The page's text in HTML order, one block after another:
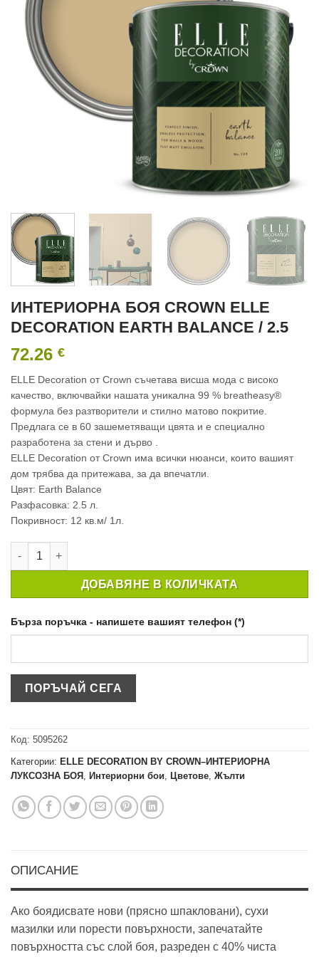
ИНТЕРИОРНА БОЯ CROWN ELLE
DECORATION EARTH BALANCE / 2.5
72.26 €
ELLE Decoration от Crown съчетава висша мода с високо
качество, включвайки нашата уникална 99 % breatheasy®
формула без разтворители и стилно матово покритие.
Предлага се в 60 зашеметяващи цвята и e специално
разработена за стени и дърво .
ELLE Decoration от Crown има всички нюанси, които вашият
дом трябва да притежава, за да впечатли.
Цвят: Earth Balance
Разфасовка: 2.5 л.
Покривност: 12 кв.м/ 1л.
количество за ИНТЕРИОРНА БОЯ CROWN ELLE
ДОБАВЯНЕ В КОЛИЧКАТА
Бърза поръчка - напишете вашият телефон (*)
Код: 5095262
Категории: ELLE DECORATION BY CROWN–ИНТЕРИОРНА
ЛУКСОЗНА БОЯ Интериорни бои Цветове Жълти
ОПИСАНИЕ
Ако боядисвате нови (прясно шпакловани), сухи
мазилки или порести повърхности, запечатайте
повърхността със слой боя, разреден с 40% чиста